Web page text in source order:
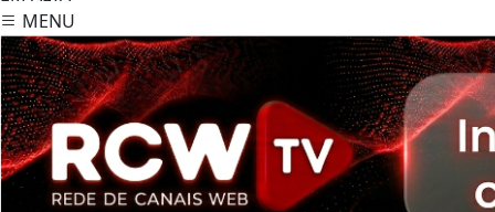
MENU